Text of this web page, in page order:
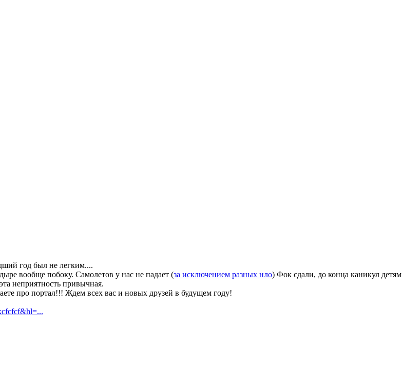
год был не легким....
вообще побоку. Самолетов у нас не падает (за исключением разных нло) Фок сдали, до конца каникул детям
неприятность привычная.
про портал!!! Ждем всех вас и новых друзей в будущем году!